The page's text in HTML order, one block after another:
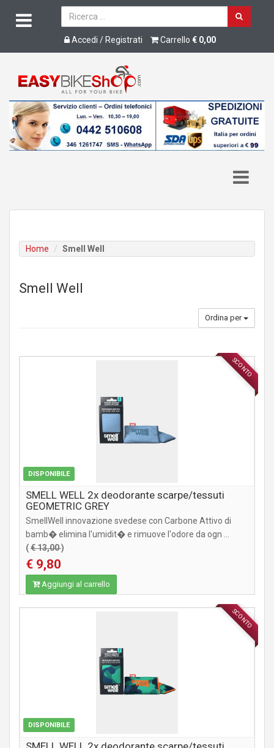
Accedi / Registrati Carrello € 0,00
Home Smell Well
Smell Well
Ordina per
SCONTO
DISPONIBILE
ACCESSORI
SMELL WELL 2x deodorante scarpe/tessuti
GEOMETRIC GREY
SmellWell innovazione svedese con Carbone Attivo di
bamb� elimina l'umidit� e rimuove l'odore da ogn ...
(€ 13,00)
€ 9,80
Aggiungi al carrello
SCONTO
DISPONIBILE
ACCESSORI